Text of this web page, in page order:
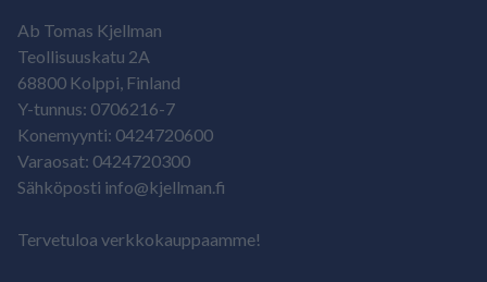
Ab Tomas Kjellman
Teollisuuskatu 2A
68800 Kolppi, Finland
Y-tunnus: 0706216-7
Konemyynti: 0424720600
Varaosat: 0424720300
Sähköposti info@kjellman.fi
Tervetuloa verkkokauppaamme!